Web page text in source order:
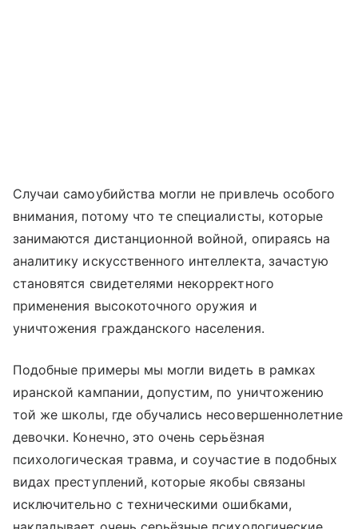
Случаи самоубийства могли не привлечь особого
внимания, потому что те специалисты, которые
занимаются дистанционной войной, опираясь на
аналитику искусственного интеллекта, зачастую
становятся свидетелями некорректного
применения высокоточного оружия и
уничтожения гражданского населения.
Подобные примеры мы могли видеть в рамках
иранской кампании, допустим, по уничтожению
той же школы, где обучались несовершеннолетние
девочки. Конечно, это очень серьёзная
психологическая травма, и соучастие в подобных
видах преступлений, которые якобы связаны
исключительно с техническими ошибками,